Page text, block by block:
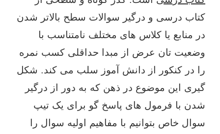
کتاب درسی و درگیر سوالات سطح بالاتر شدن
در منابع یا کلاس های مختلف نامتناسب با
وضعیت تان عرض از مبدا حداقلی کسب نمره
را در کنکور از دانش آموز سلب می کند. شکل
گیری این موضوع در ذهن که به دور از درگیر
شدن با فرمول های پاسخ گو برای یک تیپ
سوال خاص بتوانیم با مفاهیم اولیه سوال را